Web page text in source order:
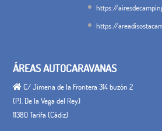
https://
https://
ÁREAS AUTOCARAVANAS
C/ Jimena de la Frontera 314 buzón 2
(P.I. De la Vega del Rey)
11380 Tarifa (Cádiz)